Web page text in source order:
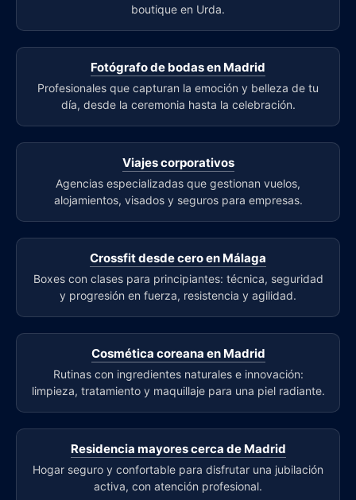
boutique en Urda.
Fotógrafo de bodas en Madrid
Profesionales que capturan la emoción y belleza de tu
día, desde la ceremonia hasta la celebración.
Viajes corporativos
Agencias especializadas que gestionan vuelos,
alojamientos, visados y seguros para empresas.
Crossfit desde cero en Málaga
Boxes con clases para principiantes: técnica, seguridad
y progresión en fuerza, resistencia y agilidad.
Cosmética coreana en Madrid
Rutinas con ingredientes naturales e innovación:
limpieza, tratamiento y maquillaje para una piel radiante.
Residencia mayores cerca de Madrid
Hogar seguro y confortable para disfrutar una jubilación
activa, con atención profesional.